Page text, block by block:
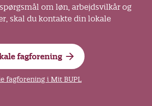
om løn, arbejdsvilkår og
skal du kontakte din lokale
fagforening
fagforening i Mit BUPL